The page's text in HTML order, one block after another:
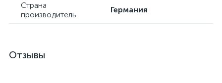
Страна
производитель
Германия
Отзывы